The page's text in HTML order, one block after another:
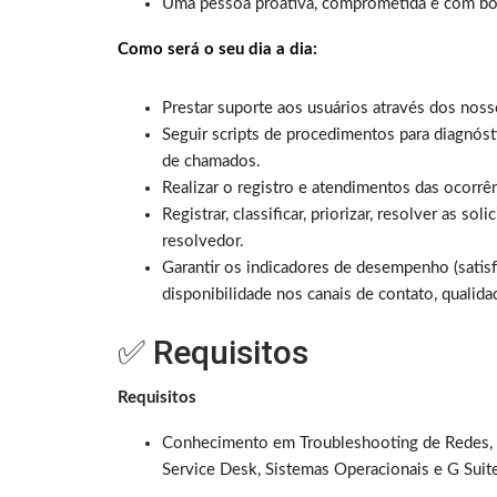
Uma pessoa proativa, comprometida e com
Como será o seu dia a dia:
Prestar suporte aos usuários através dos
Seguir scripts de procedimentos para
de chamados.
Realizar o registro e atendimentos das
Registrar, classificar, priorizar, resolver as
resolvedor.
Garantir os indicadores de desempenho
disponibilidade nos canais de contato,
✅ Requisitos
Requisitos
Conhecimento em Troubleshooting de
Service Desk, Sistemas Operacionais e G